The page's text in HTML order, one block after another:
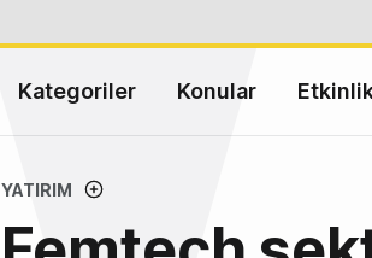
Kategoriler Konular
YATIRIM